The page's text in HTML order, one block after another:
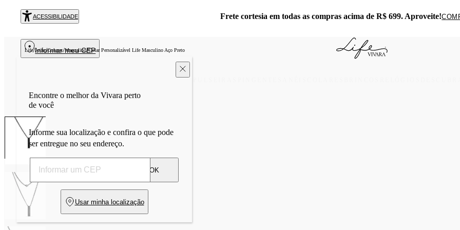
ACESSIBILIDADE Frete cortesia em todas as compras acima de R$ 699. Aproveite!
Informar meu CEP
Life/Joias/Colares/Masculino/Colar Personalizável Life Masculino Aço Preto
Encontre o melhor da Vivara perto
de você
Informe sua localização e confira o que pode
ser entregue no seu endereço.
OK
Usar minha localização